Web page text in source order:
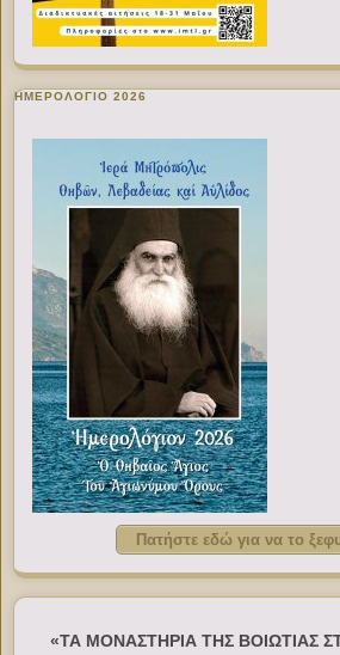
ΗΜΕΡΟΛΟΓΙΟ 2026
Πατήστε εδώ για να το
«ΤΑ ΜΟΝΑΣΤΗΡΙΑ ΤΗΣ ΒΟΙΩΤΙΑΣ